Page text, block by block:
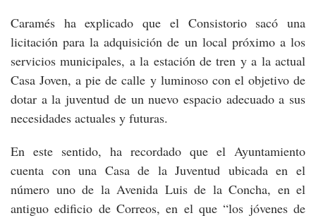
Caramés ha explicado que el Consistorio sacó una
licitación para la adquisición de un local próximo a los
servicios municipales, a la estación de tren y a la actual
Casa Joven, a pie de calle y luminoso con el objetivo de
dotar a la juventud de un nuevo espacio adecuado a sus
necesidades actuales y futuras.
En este sentido, ha recordado que el Ayuntamiento
cuenta con una Casa de la Juventud ubicada en el
número uno de la Avenida Luis de la Concha, en el
antiguo edificio de Correos, en el que “los jóvenes de